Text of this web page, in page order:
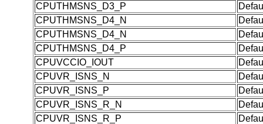
CPUTHMSNS_D3_P
CPUTHMSNS_D4_N
CPUTHMSNS_D4_N
CPUTHMSNS_D4_P
CPUVCCIO_IOUT
CPUVR_ISNS_N
CPUVR_ISNS_P
CPUVR_ISNS_R_N
CPUVR_ISNS_R_P